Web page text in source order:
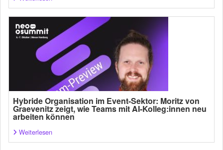
Hybride Organisation im Event-Sektor: Moritz von
Graevenitz zeigt, wie Teams mit AI-Kolleg:innen neu
arbeiten können
Weiterlesen